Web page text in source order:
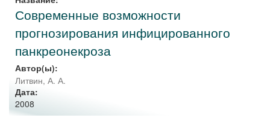
Современные возможности
прогнозирования инфицированного
панкреонекроза
Автор(ы):
Литвин, А. А.
Дата:
2008